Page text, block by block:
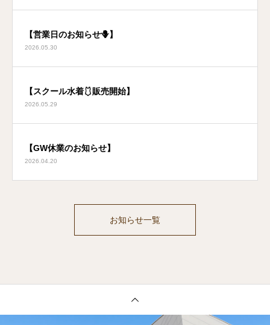
【営業日のお知らせ🪻】
2026.05.30
【スクール水着🩱販売開始】
2026.05.29
【GW休業のお知らせ】
2026.04.20
お知らせ一覧